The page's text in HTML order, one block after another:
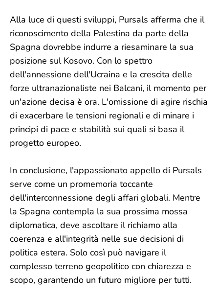
Alla luce di questi sviluppi, Pursals afferma che il
riconoscimento della Palestina da parte della
Spagna dovrebbe indurre a riesaminare la sua
posizione sul Kosovo. Con lo spettro
dell'annessione dell'Ucraina e la crescita delle
forze ultranazionaliste nei Balcani, il momento per
un'azione decisa è ora. L'omissione di agire rischia
di exacerbare le tensioni regionali e di minare i
principi di pace e stabilità sui quali si basa il
progetto europeo.
In conclusione, l'appassionato appello di Pursals
serve come un promemoria toccante
dell'interconnessione degli affari globali. Mentre
la Spagna contempla la sua prossima mossa
diplomatica, deve ascoltare il richiamo alla
coerenza e all'integrità nelle sue decisioni di
politica estera. Solo così può navigare il
complesso terreno geopolitico con chiarezza e
scopo, garantendo un futuro migliore per tutti.